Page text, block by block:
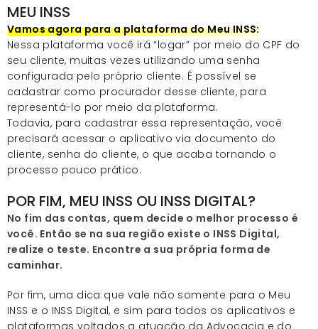
MEU INSS
Vamos agora para a plataforma do Meu INSS:
Nessa plataforma você irá “logar” por meio do CPF do
seu cliente, muitas vezes utilizando uma senha
configurada pelo próprio cliente. É possível se
cadastrar como procurador desse cliente, para
representá-lo por meio da plataforma.
Todavia, para cadastrar essa representação, você
precisará acessar o aplicativo via documento do
cliente, senha do cliente, o que acaba tornando o
processo pouco prático.
POR FIM, MEU INSS OU INSS DIGITAL?
No fim das contas, quem decide o melhor processo é
você. Então se na sua região existe o INSS Digital,
realize o teste. Encontre a sua própria forma de
caminhar.
Por fim, uma dica que vale não somente para o Meu
INSS e o INSS Digital, e sim para todos os aplicativos e